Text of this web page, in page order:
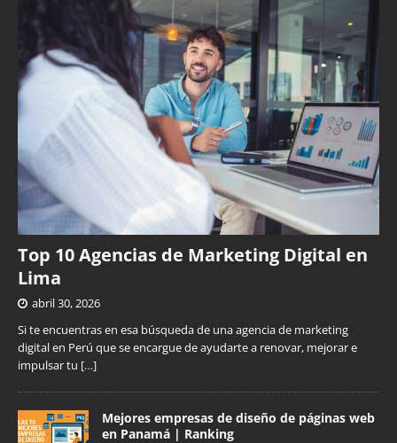
Top 10 Agencias de Marketing Digital en
Lima
abril 30, 2026
Si te encuentras en esa búsqueda de una agencia de marketing
digital en Perú que se encargue de ayudarte a renovar, mejorar e
impulsar tu […]
Mejores empresas de diseño de páginas web
en Panamá | Ranking